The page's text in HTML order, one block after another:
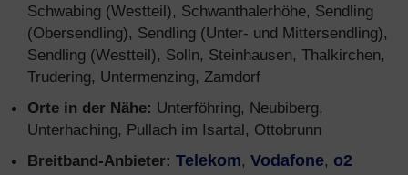
Schwabing (Westteil), Schwanthalerhöhe, Sendling
(Obersendling), Sendling (Unter- und Mittersendling),
Sendling (Westteil), Solln, Steinhausen, Thalkirchen,
Trudering, Untermenzing, Zamdorf
Orte in der Nähe: Unterföhring, Neubiberg,
Unterhaching, Pullach im Isartal, Ottobrunn
Breitband-Anbieter: Telekom, Vodafone, o2